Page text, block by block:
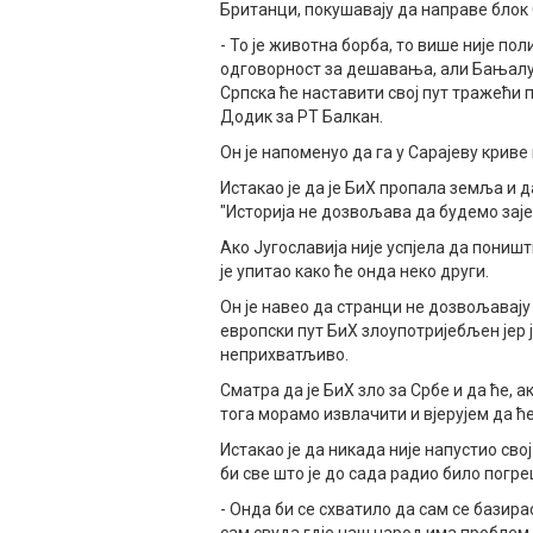
Британци, покушавају да направе
- То је животна борба, то више није
одговорност за дешавања, али
Српска ће наставити свој пут тражећи
Додик за РТ Балкан.
Он је напоменуо да га у Сарајеву
Истакао је да је БиХ пропала земља и
"Историја не дозвољава да будемо
Ако Југославија није успјела да
је упитао како ће онда неко други.
Он је навео да странци не
европски пут БиХ злоупотријебљен
неприхватљиво.
Сматра да је БиХ зло за Србе и да ће,
тога морамо извлачити и вјерујем да
Истакао је да никада није напустио
би све што је до сада радио било
- Онда би се схватило да сам се